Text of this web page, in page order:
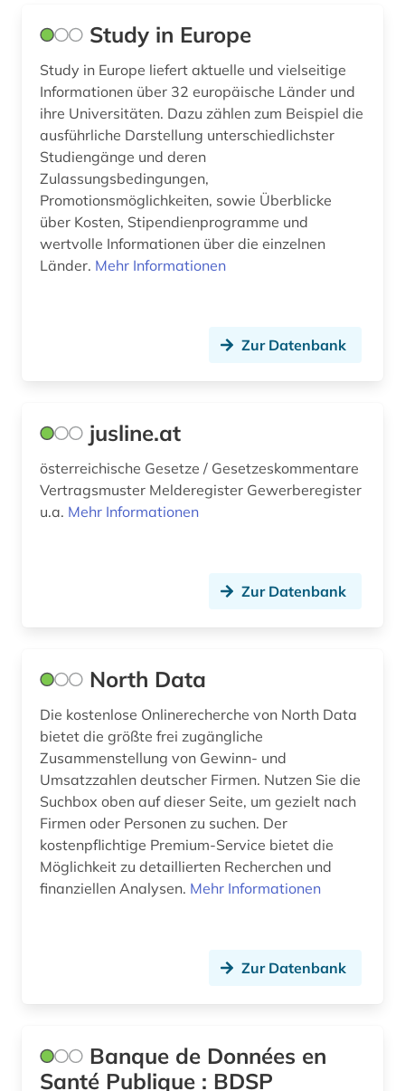
heim (1)
hersteller (2)
hessen (4)
hochschule (7)
hochschulen (1)
hospiz (1)
hotel (2)
händler (1)
identifikation (1)
industrieprodukt (2)
informatik (1)
information (3)
informationstechnik (1)
innearchitektur (1)
innovation (1)
irland (2)
Study in Europe
Study in Europe liefert aktuelle und vielseitige
Informationen über 32 europäische Länder und
ihre Universitäten. Dazu zählen zum Beispiel die
ausführliche Darstellung unterschiedlichster
Studiengänge und deren
Zulassungsbedingungen,
Promotionsmöglichkeiten, sowie Überblicke
über Kosten, Stipendienprogramme und
wertvolle Informationen über die einzelnen
Länder. Mehr Informationen
Zur Datenbank
jusline.at
österreichische Gesetze / Gesetzeskommentare
Vertragsmuster Melderegister Gewerberegister
u.a. Mehr Informationen
Zur Datenbank
North Data
Die kostenlose Onlinerecherche von North Data
bietet die größte frei zugängliche
Zusammenstellung von Gewinn- und
Umsatzzahlen deutscher Firmen. Nutzen Sie die
Suchbox oben auf dieser Seite, um gezielt nach
Firmen oder Personen zu suchen. Der
kostenpflichtige Premium-Service bietet die
Möglichkeit zu detaillierten Recherchen und
finanziellen Analysen. Mehr Informationen
Zur Datenbank
Banque de Données en
Santé Publique : BDSP